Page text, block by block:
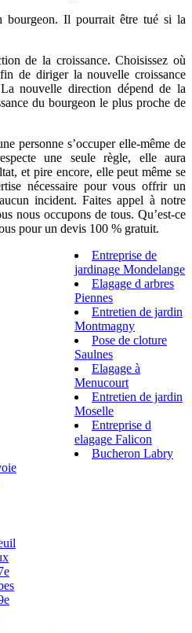
bourgeon. Il pourrait être tué si la
de la croissance. Choisissez où
de diriger la nouvelle croissance
nouvelle direction dépend de la
du bourgeon le plus proche de
personne s’occuper elle-même de
une seule règle, elle aura
et pire encore, elle peut même se
nécessaire pour vous offrir un
incident. Faites appel à notre
nous occupons de tous. Qu’est-ce
pour un devis 100 % gratuit.
Entreprise de
jardinage Mondelange
Elagage d arbres
Piennes
Entretien de jardin
Montmagny
Pose de cloture
Saulnes
Elagage à
Menucourt
Entretien de jardin
Moselle
Entreprise d
elagage Falicon
Bucheron Labry